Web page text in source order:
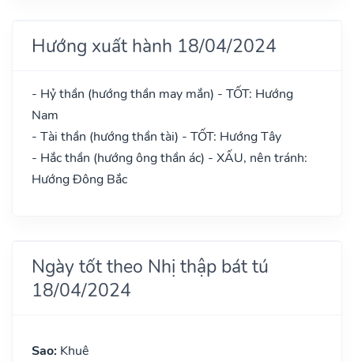
Hướng xuất hành 18/04/2024
- Hỷ thần (hướng thần may mắn) - TỐT: Hướng
Nam
- Tài thần (hướng thần tài) - TỐT: Hướng Tây
- Hắc thần (hướng ông thần ác) - XẤU, nên tránh:
Hướng Đông Bắc
Ngày tốt theo Nhị thập bát tú
18/04/2024
Sao: Khuê